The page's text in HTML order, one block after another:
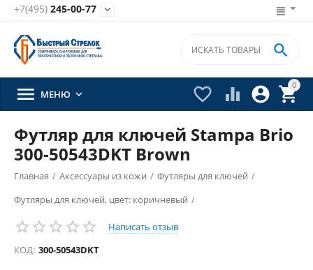
+7(495) 245-00-77 
0


 

 МЕНЮ 
Футляр для ключей Stampa Brio
300-50543DKT Brown
Главная / Аксессуары из кожи / Футляры для ключей /
Футляры для ключей, цвет: коричневый /
Написать отзыв
КОД: 300-50543DKT